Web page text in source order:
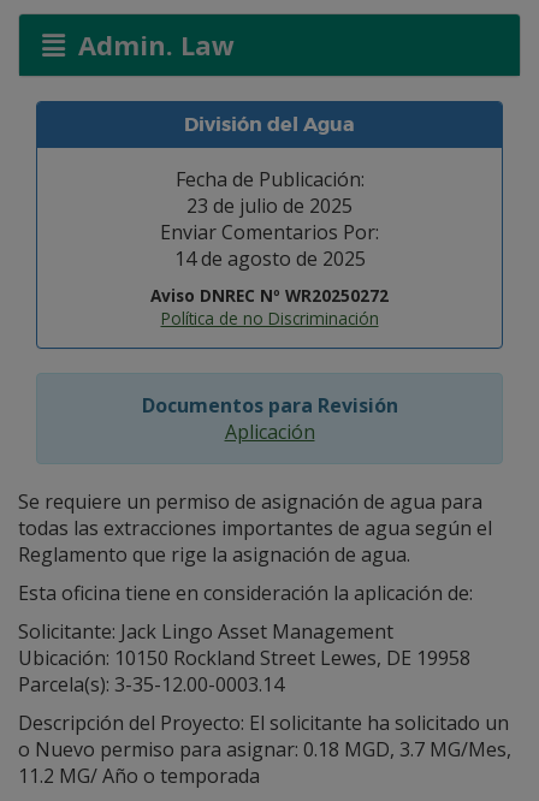
Admin. Law
División del Agua
Fecha de Publicación:
23 de julio de 2025
Enviar Comentarios Por:
14 de agosto de 2025
Aviso DNREC Nº WR20250272
Política de no Discriminación
Documentos para Revisión
Aplicación
Se requiere un permiso de asignación de agua para
todas las extracciones importantes de agua según el
Reglamento que rige la asignación de agua.
Esta oficina tiene en consideración la aplicación de:
Solicitante: Jack Lingo Asset Management
Ubicación: 10150 Rockland Street Lewes, DE 19958
Parcela(s): 3-35-12.00-0003.14
Descripción del Proyecto: El solicitante ha solicitado un
o Nuevo permiso para asignar: 0.18 MGD, 3.7 MG/Mes,
11.2 MG/ Año o temporada